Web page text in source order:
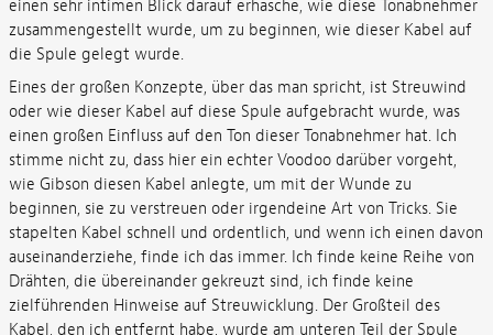
einen sehr intimen Blick darauf erhasche, wie diese Tonabnehmer
zusammengestellt wurde, um zu beginnen, wie dieser Kabel auf
die Spule gelegt wurde.
Eines der großen Konzepte, über das man spricht, ist Streuwind
oder wie dieser Kabel auf diese Spule aufgebracht wurde, was
einen großen Einfluss auf den Ton dieser Tonabnehmer hat. Ich
stimme nicht zu, dass hier ein echter Voodoo darüber vorgeht,
wie Gibson diesen Kabel anlegte, um mit der Wunde zu
beginnen, sie zu verstreuen oder irgendeine Art von Tricks. Sie
stapelten Kabel schnell und ordentlich, und wenn ich einen davon
auseinanderziehe, finde ich das immer. Ich finde keine Reihe von
Drähten, die übereinander gekreuzt sind, ich finde keine
zielführenden Hinweise auf Streuwicklung. Der Großteil des
Kabel, den ich entfernt habe, wurde am unteren Teil der Spule